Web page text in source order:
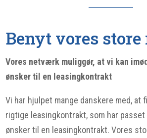
Benyt vores
Vores netværk muliggør, at vi kan
ønsker til en leasingkontrakt
Vi har hjulpet mange danskere med, at
rigtige leasingkontrakt, som har
ønsker til en leasingkontrakt. Vores